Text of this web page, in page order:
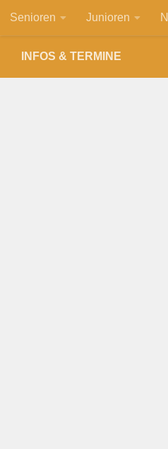
Zum Inhalt springen
Senioren Junioren
INFOS & TERMINE